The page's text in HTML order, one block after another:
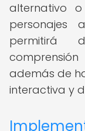
alternativo
personajes
permitirá
además de
interactiva y